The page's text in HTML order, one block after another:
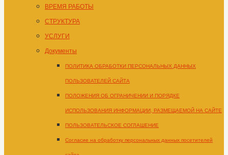
ВРЕМЯ РАБОТЫ
СТРУКТУРА
УСЛУГИ
Документы
ПОЛИТИКА ОБРАБОТКИ ПЕРСОНАЛЬНЫХ ДАННЫХ
ПОЛЬЗОВАТЕЛЕЙ САЙТА
ПОЛОЖЕНИЯ ОБ ОГРАНИЧЕНИИ И ПОРЯДКЕ
ИСПОЛЬЗОВАНИЯ ИНФОРМАЦИИ, РАЗМЕЩАЕМОЙ НА САЙТЕ
ПОЛЬЗОВАТЕЛЬСКОЕ СОГЛАШЕНИЕ
Согласие на обработку персональных данных посетителей